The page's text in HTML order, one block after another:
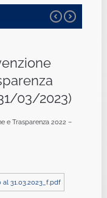
03/2023)
e Trasparenza 2022 –
31.03.2023_f.pdf